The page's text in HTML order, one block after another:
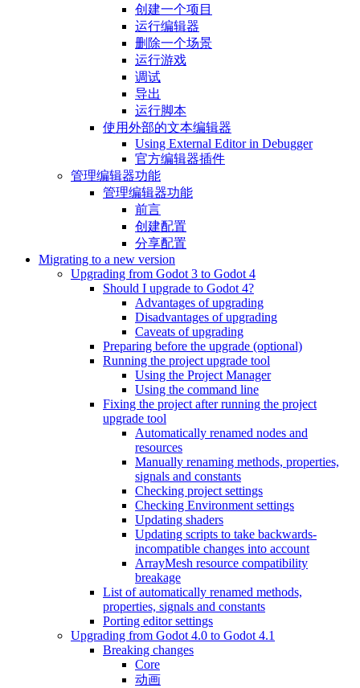
创建一个项目
运行编辑器
删除一个场景
运行游戏
调试
导出
运行脚本
使用外部的文本编辑器
Using External Editor in Debugger
官方编辑器插件
管理编辑器功能
管理编辑器功能
前言
创建配置
分享配置
Migrating to a new version
Upgrading from Godot 3 to Godot 4
Should I upgrade to Godot 4?
Advantages of upgrading
Disadvantages of upgrading
Caveats of upgrading
Preparing before the upgrade (optional)
Running the project upgrade tool
Using the Project Manager
Using the command line
Fixing the project after running the project
upgrade tool
Automatically renamed nodes and
resources
Manually renaming methods, properties,
signals and constants
Checking project settings
Checking Environment settings
Updating shaders
Updating scripts to take backwards-
incompatible changes into account
ArrayMesh resource compatibility
breakage
List of automatically renamed methods,
properties, signals and constants
Porting editor settings
Upgrading from Godot 4.0 to Godot 4.1
Breaking changes
Core
动画